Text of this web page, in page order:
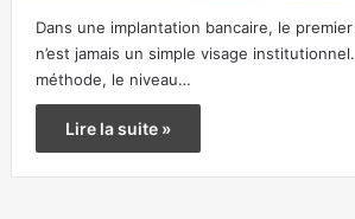
Dans une implantation bancaire, le
n’est jamais un simple visage
méthode, le niveau…
Lire la suite »